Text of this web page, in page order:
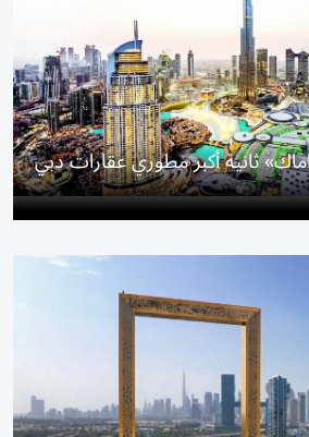
ثانية أكبر مطوري عقارات دبي